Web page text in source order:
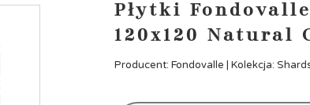
Płytki
120x120 Natural
Producent: Fondovalle | Kolekcja: